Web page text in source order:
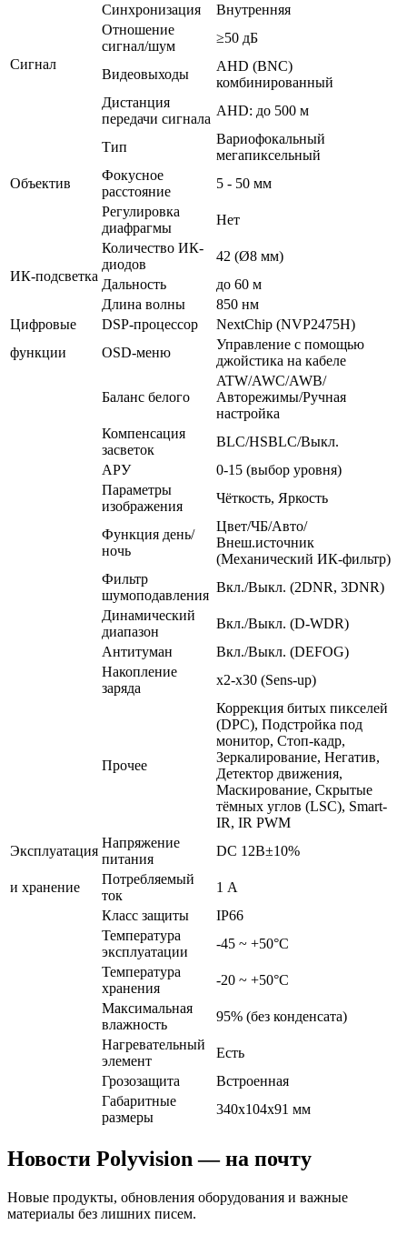
Сигнал
Синхронизация
Внутренняя
Отношение
сигнал/шум
≥50 дБ
Видеовыходы
AHD (BNC)
комбинированный
Дистанция
передачи сигнала
AHD: до 500 м
Объектив
Тип
Вариофокальный
мегапиксельный
Фокусное
расстояние
5 - 50 мм
Регулировка
диафрагмы
Нет
ИК-подсветка
Количество ИК-
диодов
42 (Ø8 мм)
Дальность
до 60 м
Длина волны
850 нм
Цифровые
DSP-процессор
NextChip (NVP2475H)
функции
OSD-меню
Управление с помощью
джойстика на кабеле
Баланс белого
ATW/AWC/AWB/
Авторежимы/Ручная
настройка
Компенсация
засветок
BLC/HSBLC/Выкл.
АРУ
0-15 (выбор уровня)
Параметры
изображения
Чёткость, Яркость
Функция день/
ночь
Цвет/ЧБ/Авто/
Внеш.источник
(Механический ИК-фильтр)
Фильтр
шумоподавления
Вкл./Выкл. (2DNR, 3DNR)
Динамический
диапазон
Вкл./Выкл. (D-WDR)
Антитуман
Вкл./Выкл. (DEFOG)
Накопление
заряда
x2-x30 (Sens-up)
Прочее
Коррекция битых пикселей
(DPC), Подстройка под
монитор, Стоп-кадр,
Зеркалирование, Негатив,
Детектор движения,
Маскирование, Скрытые
тёмных углов (LSC), Smart-
IR, IR PWM
Эксплуатация
Напряжение
питания
DC 12В±10%
и хранение
Потребляемый
ток
1 А
Класс защиты
IP66
Температура
эксплуатации
-45 ~ +50°С
Температура
хранения
-20 ~ +50°С
Максимальная
влажность
95% (без конденсата)
Нагревательный
элемент
Есть
Грозозащита
Встроенная
Габаритные
размеры
340x104x91 мм
Новости Polyvision — на почту
Новые продукты, обновления оборудования и важные
материалы без лишних писем.